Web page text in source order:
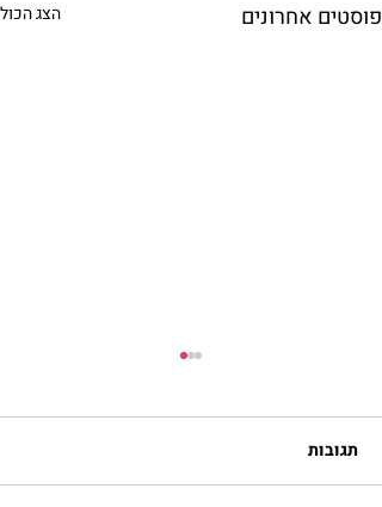
פוסטים אחרונים הצג הכול
תגובות